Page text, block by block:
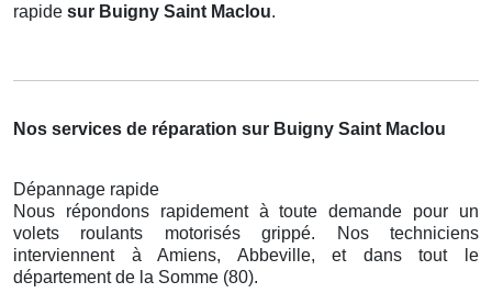
rapide sur Buigny Saint Maclou.
Nos services de réparation sur Buigny Saint Maclou
Dépannage rapide
Nous répondons rapidement à toute demande pour un
volets roulants motorisés grippé. Nos techniciens
interviennent à Amiens, Abbeville, et dans tout le
département de la Somme (80).